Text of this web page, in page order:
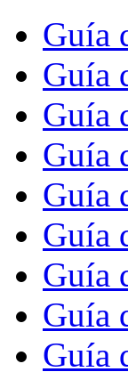
Guía
Guía
Guía
Guía
Guía
Guía
Guía
Guía
Guía